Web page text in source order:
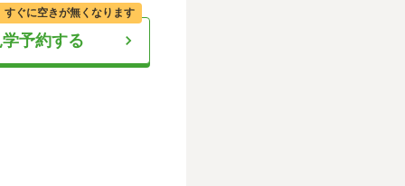
学予約する
すぐに空きが無くなります